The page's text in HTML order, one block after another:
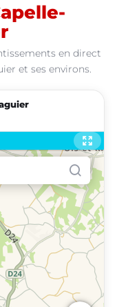
en direct
et ses environs.